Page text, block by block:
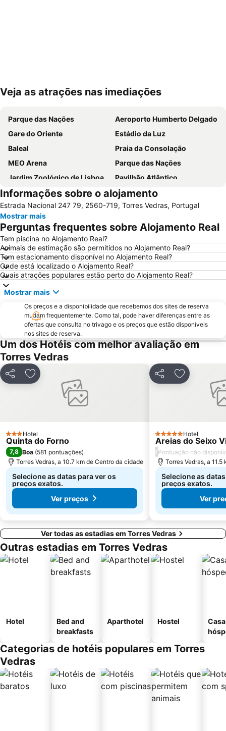
Ampliar mapa
Veja as atrações nas imediações
Parque das Nações
Aeroporto Humberto Delgado
Gare do Oriente
Estádio da Luz
Baleal
Praia da Consolação
MEO Arena
Parque das Nações
Jardim Zoológico de Lisboa
Pavilhão Atlântico
Passeio Marítimo de Algés
Benfica
Praias de Santa Cruz
Baixa de Lisboa
Parque Eduardo VII
Praça de Touros de Campo Pequeno
Praia das Azenhas do Mar
Estação de Caminhos de Ferro de Sete Rios
Belém
Avenida da Liberdade
Marquês de Pombal
Areia Branca
Lagoa de Óbidos
Estádio do Restelo
Praia d'El Rey Golf & CC
Foz do Arelho
Praia da Ericeira
Campo Grande
Alcântara
Oceanário de Lisboa
Praia da Caparica
Chiado
Fundaçao Champalimaud
Alvalade
Praça do Rossio
Gare do Oriente
Centro Comercial Vasco da Gama
Centro Colombo
Monumento Comemorativo da Batalha do Vimeiro
Praça do Comércio
KidZania
Buddha Eden Garden - Jardim da Paz
Informações sobre o alojamento
Estrada Nacional 247 79, 2560-719, Torres Vedras, Portugal
Mostrar mais
Perguntas frequentes sobre Alojamento Real
Tem piscina no Alojamento Real?
Animais de estimação são permitidos no Alojamento Real?
Tem estacionamento disponível no Alojamento Real?
Onde está localizado o Alojamento Real?
Quais atrações populares estão perto do Alojamento Real?
Mostrar mais
Os preços e a disponibilidade que recebemos dos sites de reserva
mudam frequentemente. Como tal, pode haver diferenças entre as
ofertas que consulta no trivago e os preços que estão disponíveis
nos sites de reserva.
Um dos Hotéis com melhor avaliação em
Torres Vedras
PartilharAdicionar aos favoritos
3 Estrelas
Hotel
Quinta do Forno
7,8 Boa (581 pontuações)
Torres Vedras, a 10.7 km de Centro da cidade
Selecione as datas para ver os
preços exatos.
Ver preços
PartilharAdicionar
5 EstrelasHotel
Areias do Seixo
/Pontuação não
Torres Vedras, a
Selecione as
preços exatos.
Ver
Ver todas as estadias em Torres Vedras
Outras estadias em Torres Vedras
Hotel
Bed and
breakfasts
Aparthotel Hostel
Categorias de hotéis populares em Torres
Vedras